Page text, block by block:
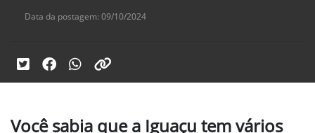
Data da postagem: 09/10/2024
Você sabia que a Iguaçu tem vários